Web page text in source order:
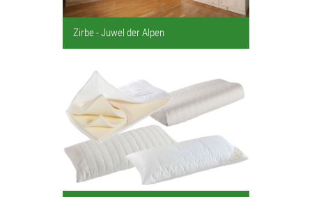
Zirbe - Juwel der Alpen